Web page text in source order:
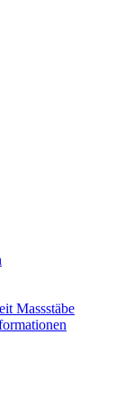
Massstäbe